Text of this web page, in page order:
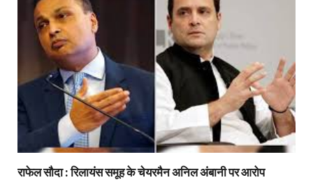
राफेल सौदा : रिलायंस समूह के चेयरमैन अनिल अंबानी पर आरोप